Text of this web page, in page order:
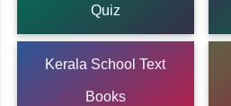
Quiz
Kerala School Text
Books